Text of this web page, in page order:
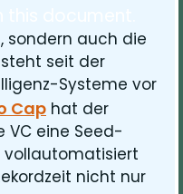
sondern auch die
seit der
Systeme vor
Cap hat der
eine Seed-
nicht nur